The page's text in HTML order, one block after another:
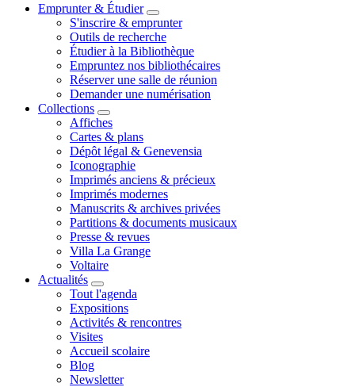
Emprunter & Étudier
S'inscrire & emprunter
Outils de recherche
Étudier à la Bibliothèque
Empruntez nos bibliothécaires
Réserver une salle de réunion
Demander une numérisation
Collections
Affiches
Cartes & plans
Dépôt légal & Genevensia
Iconographie
Imprimés anciens & précieux
Imprimés modernes
Manuscrits & archives privées
Partitions & documents musicaux
Presse & revues
Villa La Grange
Voltaire
Actualités
Tout l'agenda
Expositions
Activités & rencontres
Visites
Accueil scolaire
Blog
Newsletter